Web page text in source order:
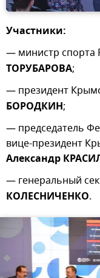
Участники:
— министр спорта
ТОРУБАРОВА;
— президент
БОРОДКИН;
— председатель
вице-президент
Александр
— генеральный
КОЛЕСНИЧЕНКО.